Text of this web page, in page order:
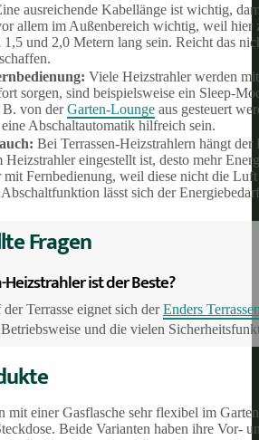
ausreichende Kabellänge ist wichtig,
allem im Außenbereich wichtig, weil hier
und 2,0 Metern lang sein. Reicht das
Viele Heizstrahler werden
sorgen, sind beispielsweise ein Sleep-
B. von derGarten-Lounge aus gesteuert
Abschaltautomatik hilfreich sein.
Bei Terrassen-Heizstrahlern hängt
Heizstrahler eingestellt ist, desto mehr
Fernbedienung, weil diese nicht die
lässt sich der
Fragen
ist der Beste?
Terrasse eignet sich derEnders
und die vielen
mit einer Gasflasche sehr flexibel im
Beide Varianten haben ihre Vor-